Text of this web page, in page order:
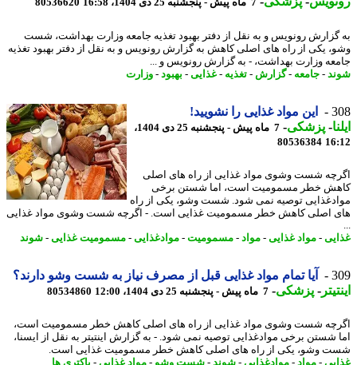
7 ماه پیش - پنجشنبه 25 دی 1404، 16:58 80536620
رونویس و به نقل از دفتر بهبود تغذیه جامعه وزارت بهداشت، شست
یکی از راه های اصلی کاهش به گزارش رونویس و به نقل از دفتر بهبود تغذیه
وزارت بهداشت، - به گزارش رونویس و ...
-جامعه-گزارش -تغذیه-غذایی- بهبود-وزارت
این مواد غذایی را نشویید!
-پزشکی-
7 ماه پیش - پنجشنبه 25 دی 1404،
80536384
شست وشوی مواد غذایی از راه های اصلی
خطر مسمومیت است، اما شستن برخی
توصیه نمی شود. شست وشو، یکی از راه
اصلی کاهش خطر مسمومیت غذایی است. - اگرچه شست وشوی مواد غذایی
- مواد غذایی- مواد -مسمومیت-موادغذایی- مسمومیت غذایی- شوند
آیا تمام مواد غذایی قبل از مصرف نیاز به شست وشو دارند؟
-پزشکی-7 ماه پیش - پنجشنبه 25 دی 1404، 12:00 80534860
شست وشوی مواد غذایی از راه های اصلی کاهش خطر مسمومیت است،
شستن برخی موادغذایی توصیه نمی شود. - به گزارش اینتیتر به نقل از ایسنا،
وشو، یکی از راه های اصلی کاهش خطر مسمومیت غذایی است.